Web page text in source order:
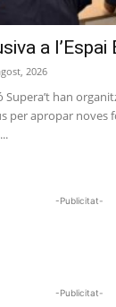
a l’Espai
2026
Supera’t han
per apropar noves
-Publicitat-
-Publicitat-